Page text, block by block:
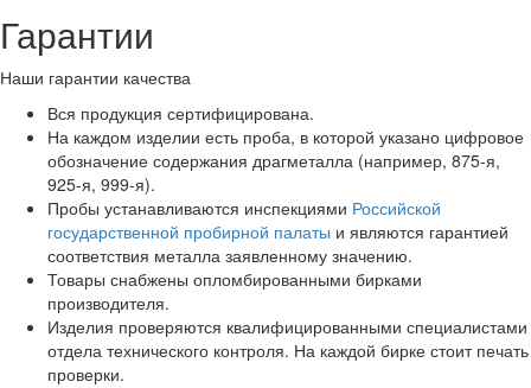
Гарантии
Наши гарантии качества
Вся продукция сертифицирована.
На каждом изделии есть проба, в которой указано цифровое
обозначение содержания драгметалла (например, 875-я,
925-я, 999-я).
Пробы устанавливаются инспекциями Российской
государственной пробирной палаты и являются гарантией
соответствия металла заявленному значению.
Товары снабжены опломбированными бирками
производителя.
Изделия проверяются квалифицированными специалистами
отдела технического контроля. На каждой бирке стоит печать
проверки.